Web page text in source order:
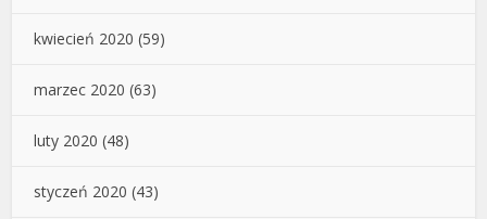
kwiecień 2020 (59)
marzec 2020 (63)
luty 2020 (48)
styczeń 2020 (43)